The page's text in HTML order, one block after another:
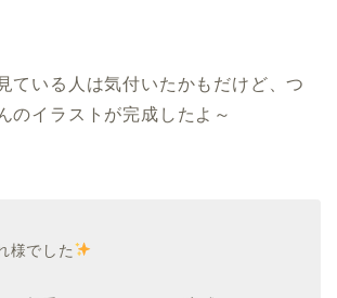
ている人は気付いたかもだけど、つ
のイラストが完成したよ～
様でした